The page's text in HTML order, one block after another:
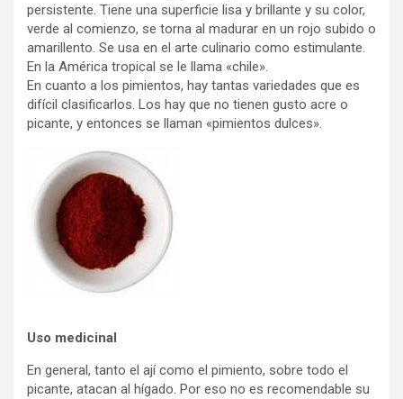
persistente. Tiene una superficie lisa y brillante y su color,
verde al comienzo, se torna al madurar en un rojo subido o
amarillento. Se usa en el arte culinario como estimulante.
En la América tropical se le llama «chile».
En cuanto a los pimientos, hay tantas variedades que es
difí­cil clasificarlos. Los hay que no tienen gusto acre o
picante, y entonces se llaman «pimientos dulces».
Uso medicinal
En general, tanto el ají­ como el pimiento, sobre todo el
picante, atacan al hí­gado. Por eso no es recomendable su